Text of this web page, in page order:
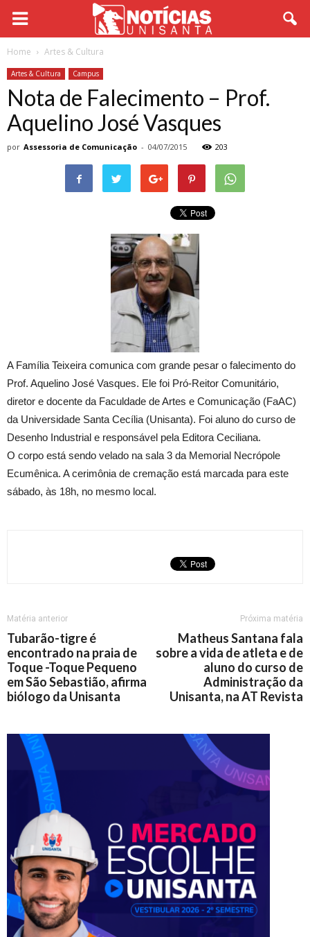
Home Artes & Cultura
Artes & Cultura Campus
Nota de Falecimento – Prof.
Aquelino José Vasques
por Assessoria de Comunicação - 04/07/2015 203
A Família Teixeira comunica com grande pesar o falecimento do
Prof. Aquelino José Vasques. Ele foi Pró-Reitor Comunitário,
diretor e docente da Faculdade de Artes e Comunicação (FaAC)
da Universidade Santa Cecília (Unisanta). Foi aluno do curso de
Desenho Industrial e responsável pela Editora Ceciliana.
O corpo está sendo velado na sala 3 da Memorial Necrópole
Ecumênica. A cerimônia de cremação está marcada para este
sábado, às 18h, no mesmo local.
Matéria anterior
Tubarão-tigre é
encontrado na praia de
Toque -Toque Pequeno
em São Sebastião, afirma
biólogo da Unisanta
Próxima matéria
Matheus Santana fala
sobre a vida de atleta e de
aluno do curso de
Administração da
Unisanta, na AT Revista